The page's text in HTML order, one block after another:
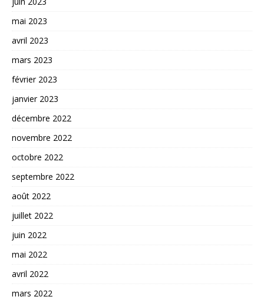
mai 2023
avril 2023
mars 2023
février 2023
janvier 2023
décembre 2022
novembre 2022
octobre 2022
septembre 2022
août 2022
juillet 2022
juin 2022
mai 2022
avril 2022
mars 2022